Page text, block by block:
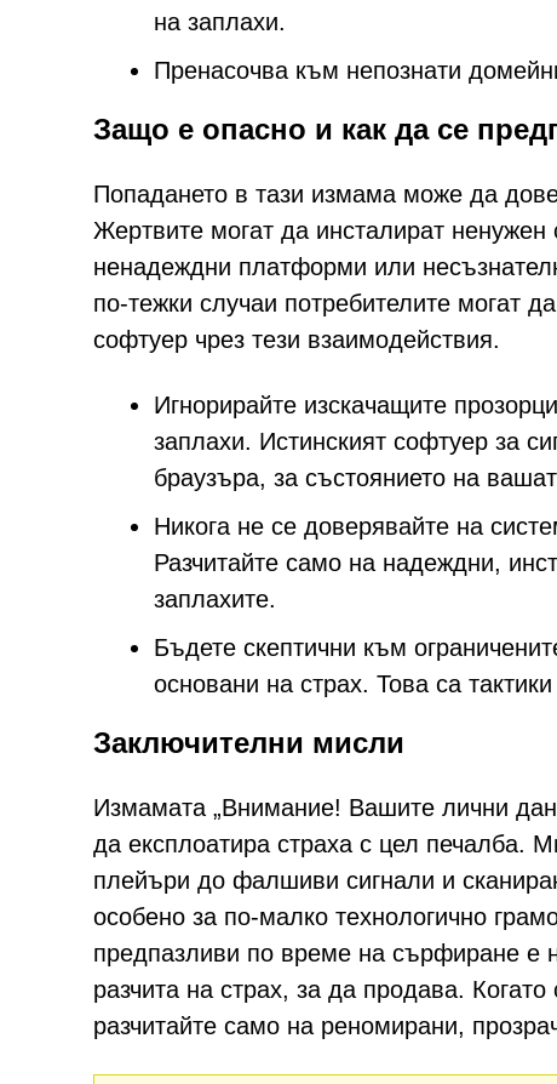
на заплахи.
Пренасочва към непознати
Защо е опасно и как да се
Попадането в тази измама може да
Жертвите могат да инсталират
ненадеждни платформи или
по-тежки случаи потребителите могат
софтуер чрез тези взаимодействия.
Игнорирайте изскачащите
заплахи. Истинският софтуер за
браузъра, за състоянието на
Никога не се доверявайте на
Разчитайте само на надеждни,
заплахите.
Бъдете скептични към
основани на страх. Това са
Заключителни мисли
Измамата „Внимание! Вашите лични
да експлоатира страха с цел печалба.
плейъри до фалшиви сигнали и
особено за по-малко технологично
предпазливи по време на сърфиране е
разчита на страх, за да продава.
разчитайте само на реномирани,